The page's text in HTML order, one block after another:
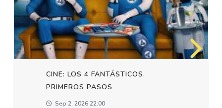
CINE: LOS 4 FANTÁSTICOS.
PRIMEROS PASOS
Sep 2, 2026 22:00